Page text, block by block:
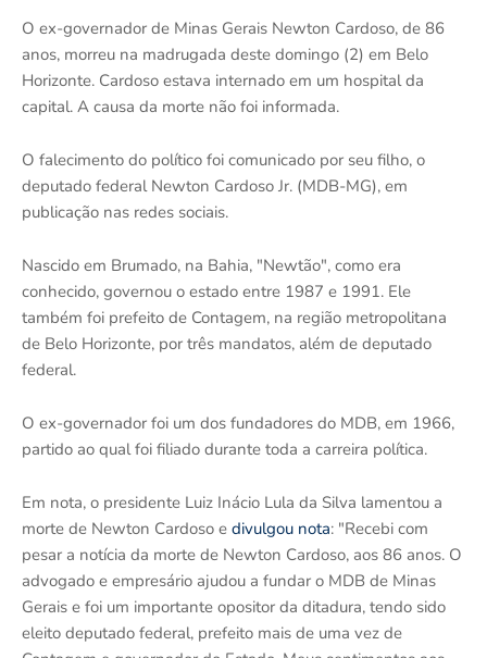
O ex-governador de Minas Gerais Newton Cardoso, de 86
anos, morreu na madrugada deste domingo (2) em Belo
Horizonte. Cardoso estava internado em um hospital da
capital. A causa da morte não foi informada.
O falecimento do político foi comunicado por seu filho, o
deputado federal Newton Cardoso Jr. (MDB-MG), em
publicação nas redes sociais.
Nascido em Brumado, na Bahia, "Newtão", como era
conhecido, governou o estado entre 1987 e 1991. Ele
também foi prefeito de Contagem, na região metropolitana
de Belo Horizonte, por três mandatos, além de deputado
federal.
O ex-governador foi um dos fundadores do MDB, em 1966,
partido ao qual foi filiado durante toda a carreira política.
Em nota, o presidente Luiz Inácio Lula da Silva lamentou a
morte de Newton Cardoso e divulgou nota: "Recebi com
pesar a notícia da morte de Newton Cardoso, aos 86 anos. O
advogado e empresário ajudou a fundar o MDB de Minas
Gerais e foi um importante opositor da ditadura, tendo sido
eleito deputado federal, prefeito mais de uma vez de